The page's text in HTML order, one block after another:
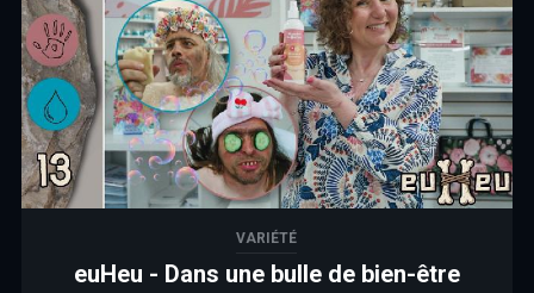
VARIÉTÉ
euHeu - Dans une bulle de bien-être